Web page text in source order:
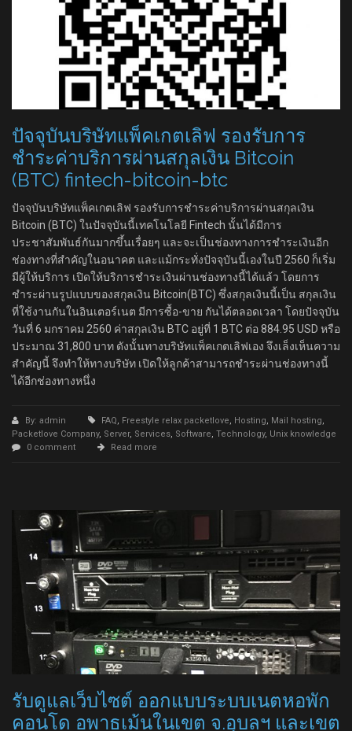
ปัจจุบันบริษัทแพ็คเกตเลิฟ รองรับการ
ชำระค่าบริการผ่านสกุลเงิน Bitcoin
(BTC) fintech-bitcoin-btc
ปัจจุบันบริษัทแพ็คเกตเลิฟ รองรับการชำระค่าบริการผ่านสกุลเงิน
Bitcoin (BTC) ในปัจจุบันนี้เทคโนโลยี Fintech นั้นได้มีการ
ประชาสัมพันธ์กันมากขึ้นเรื่อยๆ และจะเป็นช่องทางการชำระเงินอีก
ช่องทางที่สำคัญในอนาคต และแม้กระทั่งปัจจุบันนี้เองในปี 2560 ก็เริ่ม
มีผู้ให้บริการ เปิดให้บริการชำระเงินผ่านช่องทางนี้ได้แล้ว โดยการ
ชำระผ่านรูปแบบของสกุลเงิน Bitcoin(BTC) ซึ่งสกุลเงินนี้เป็น สกุลเงิน
ที่ใช้งานกันในอินเตอร์เนต มีการซื้อ-ขาย กันได้ตลอดเวลา โดยปัจจุบัน
วันที่ 6 มกราคม 2560 ค่าสกุลเงิน BTC อยู่ที่ 1 BTC ต่อ 884.95 USD หรือ
ประมาณ 31,800 บาท ดังนั้นทางบริษัทแพ็คเกตเลิฟเอง จึงเล็งเห็นความ
สำคัญนี้ จึงทำให้ทางบริษัท เปิดให้ลูกค้าสามารถชำระผ่านช่องทางนี้
ได้อีกช่องทางหนึ่ง
By: admin FAQ, Freestyle relax packetlove, Hosting, Mail hosting,
Packetlove Company, Server, Services, Software, Technology, Unix knowledge
0 comment
Read more
รับดูแลเว็บไซต์ ออกแบบระบบเนตหอพัก
คอนโด อพาธเม้นในเขต จ.อุบลฯ และเขต